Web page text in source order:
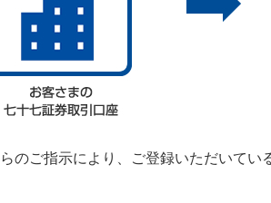
のご指示により、ご登録いただいて